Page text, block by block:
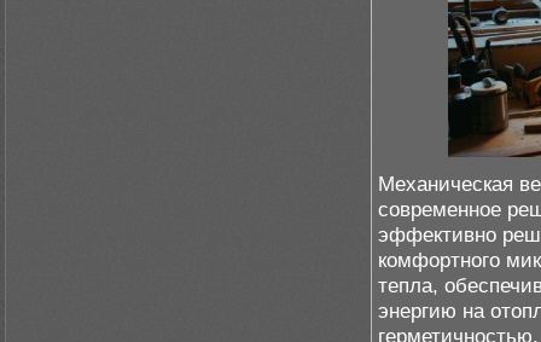
Механическая
современное
эффективно
комфортного
тепла,
энергию на